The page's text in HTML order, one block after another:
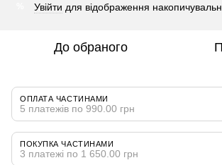
Увійти для відображення
До обраного
ОПЛАТА ЧАСТИНАМИ
5 платежів по 990.00 грн
ПОКУПКА ЧАСТИНАМИ
3 платежі по 1 650.00 грн